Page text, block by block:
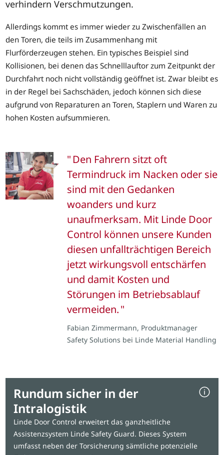
verhindern Verschmutzungen.
Allerdings kommt es immer wieder zu Zwischenfällen an
den Toren, die teils im Zusammenhang mit
Flurförderzeugen stehen. Ein typisches Beispiel sind
Kollisionen, bei denen das Schnelllauftor zum Zeitpunkt der
Durchfahrt noch nicht vollständig geöffnet ist. Zwar bleibt es
in der Regel bei Sachschäden, jedoch können sich diese
aufgrund von Reparaturen an Toren, Staplern und Waren zu
hohen Kosten aufsummieren.
Den Fahrern sitzt oft
Termindruck im Nacken oder sie
sind mit den Gedanken
woanders und kurz
unaufmerksam. Mit Linde Door
Control können unsere Kunden
diesen unfallträchtigen Bereich
jetzt wirkungsvoll entschärfen
und damit Kosten und
Störungen im Betriebsablauf
vermeiden.
Fabian Zimmermann, Produktmanager
Safety Solutions bei Linde Material Handling
Rundum sicher in der
Intralogistik
Linde Door Control erweitert das ganzheitliche
Assistenzsystem Linde Safety Guard. Dieses System
umfasst neben der Torsicherung sämtliche potenzielle